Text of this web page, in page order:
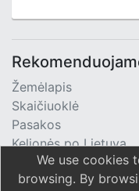
Žemėlapis
Skaičiuoklė
Pasakos
Kelionės po Lietuvą
TV Programa
We use cookies
browsing. By